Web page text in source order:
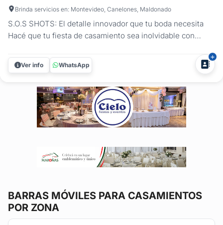
Brinda servicios en: Montevideo, Canelones, Maldonado
S.O.S SHOTS: El detalle innovador que tu boda necesita
Hacé que tu fiesta de casamiento sea inolvidable con
transformando las bodas en experiencias diferentes.
Nuestro carrito de shots, iluminado con luces LED y
Ver info WhatsApp
BARRAS MÓVILES PARA CASAMIENTOS
POR ZONA